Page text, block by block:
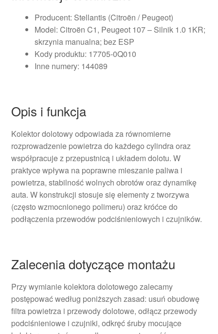
Producent: Stellantis (Citroën / Peugeot)
Model: Citroën C1, Peugeot 107 – Silnik 1.0 1KR;
skrzynia manualna; bez ESP
Kody produktu: 17705-0Q010
Inne numery: 144089
Opis i funkcja
Kolektor dolotowy odpowiada za równomierne
rozprowadzenie powietrza do każdego cylindra oraz
współpracuje z przepustnicą i układem dolotu. W
praktyce wpływa na poprawne mieszanie paliwa i
powietrza, stabilność wolnych obrotów oraz dynamikę
auta. W konstrukcji stosuje się elementy z tworzywa
(często wzmocnionego polimeru) oraz króćce do
podłączenia przewodów podciśnieniowych i czujników.
Zalecenia dotyczące montażu
Przy wymianie kolektora dolotowego zalecamy
postępować według poniższych zasad: usuń obudowę
filtra powietrza i przewody dolotowe, odłącz przewody
podciśnieniowe i czujniki, odkręć śruby mocujące